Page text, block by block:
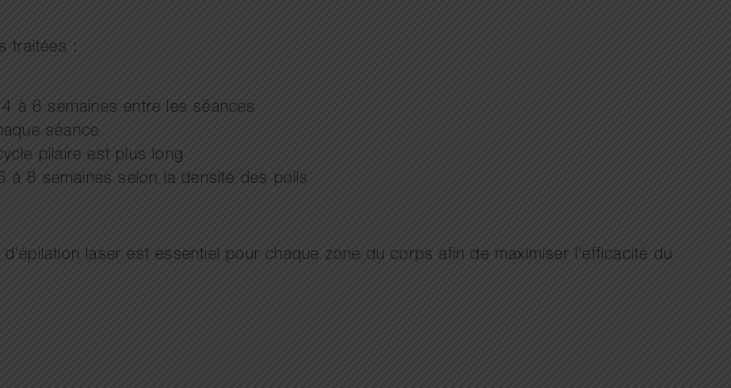
traitées :
à 6 semaines entre les séances
séance
pilaire est plus long
à 8 semaines selon la densité des poils
laser est essentiel pour chaque zone du corps afin de maximiser l’efficacité du